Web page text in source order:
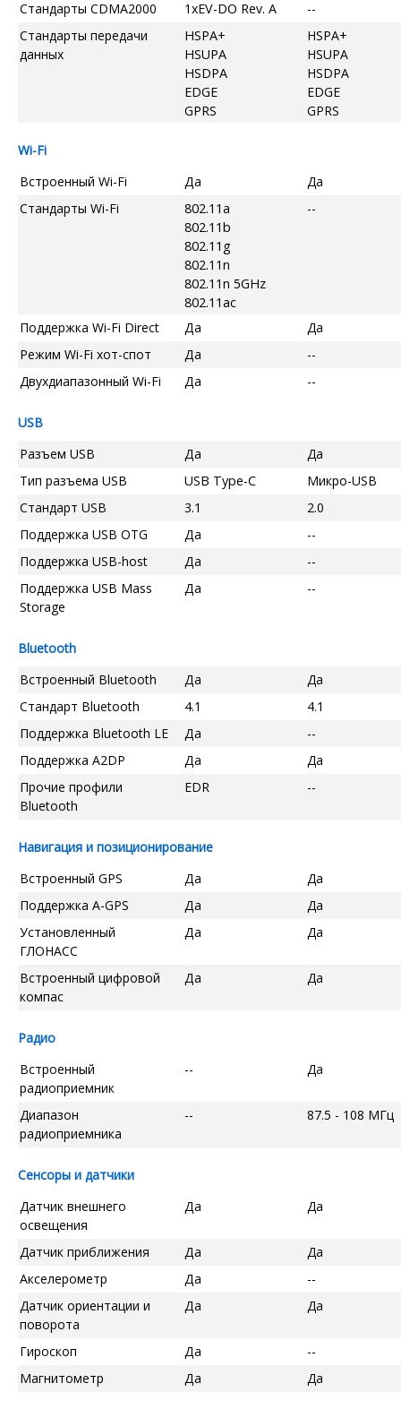
Стандарты CDMA2000 1xEV-DO Rev. A
--
Стандарты передачи
данных
HSPA+
HSUPA
HSDPA
EDGE
GPRS
HSPA+
HSUPA
HSDPA
EDGE
GPRS
Wi-Fi
Встроенный Wi-Fi
Да
Да
Стандарты Wi-Fi
802.11a
802.11b
802.11g
802.11n
802.11n 5GHz
802.11ac
--
Поддержка Wi-Fi Direct Да
Да
Режим Wi-Fi хот-спот
Да
--
Двухдиапазонный Wi-Fi
Да --
USB
Разъем USB
Да
Да
Тип разъема USB
USB Type-C
Микро-USB
Стандарт USB
3.1
2.0
Поддержка USB OTG
Да
--
Поддержка USB-host
Да
--
Поддержка USB Mass
Storage
Да --
Bluetooth
Встроенный Bluetooth
Да
Да
Стандарт Bluetooth
4.1
4.1
Поддержка Bluetooth LE
Да
--
Поддержка A2DP
Да
Да
Прочие профили
Bluetooth
EDR --
Навигация и позиционирование
Встроенный GPS
Да
Да
Поддержка A-GPS
Да
Да
Установленный
ГЛОНАСС
Да Да
Встроенный цифровой
компас
Да Да
Радио
Встроенный
радиоприемник
-- Да
Диапазон
радиоприемника
-- 87.5 - 108 МГц
Сенсоры и датчики
Датчик внешнего
освещения
Да Да
Датчик приближения Да
Да
Акселерометр
Да
--
Датчик ориентации и
поворота
Да Да
Гироскоп Да
--
Магнитометр
Да Да